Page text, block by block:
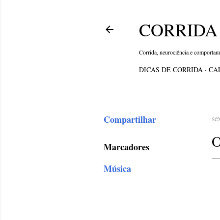
Corrida, neurociência e
DICAS DE CORRIDA
Compartilhar
Marcadores
Música